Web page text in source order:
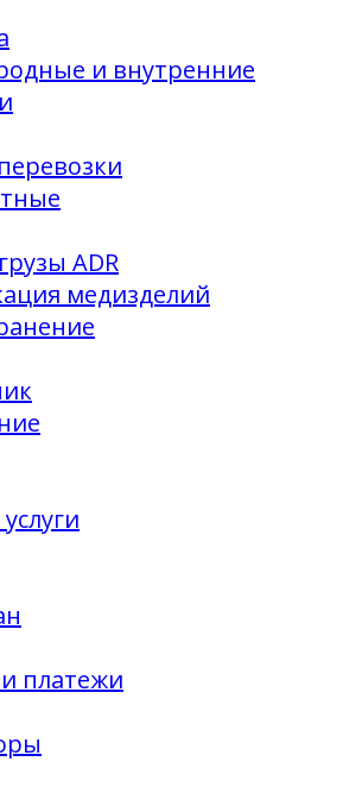
и внутренние
ADR
медизделий
платежи